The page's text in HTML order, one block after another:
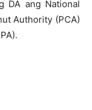
DA ang National
Authority (PCA)